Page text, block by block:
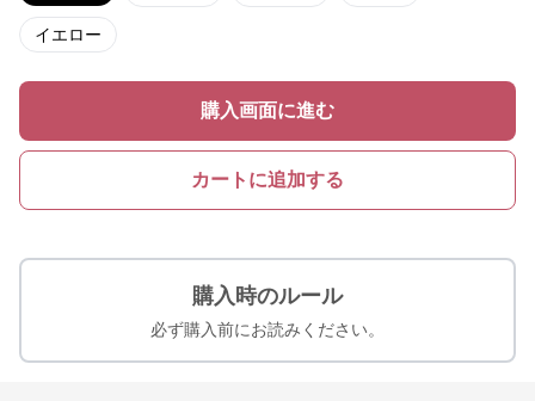
イエロー
購入画面に進む
カートに追加する
購入時のルール
必ず購入前にお読みください。